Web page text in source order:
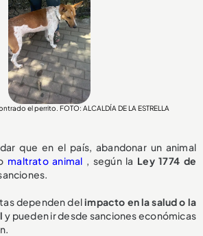
el perrito. FOTO: ALCALDÍA DE LA ESTRELLA
que en el país, abandonar un animal
maltrato animal , según la Ley 1774 de
dependen delimpacto en la salud o la
y pueden ir desde sanciones económicas